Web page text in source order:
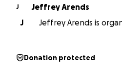
J
Jeffrey Arends
J
Jeffrey Arends is
Donation protected